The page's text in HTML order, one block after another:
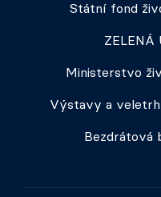
Státní fond
ZELENÁ
Ministerstvo
Výstavy a
Bezdrátová